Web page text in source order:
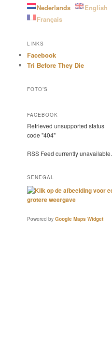
Nederlands
English
Français
LINKS
Facebook
Tri Before They Die
FOTO’S
FACEBOOK
Retrieved unsupported status
code "404"
RSS Feed currently unavailable.
SENEGAL
Powered by Google Maps Widget